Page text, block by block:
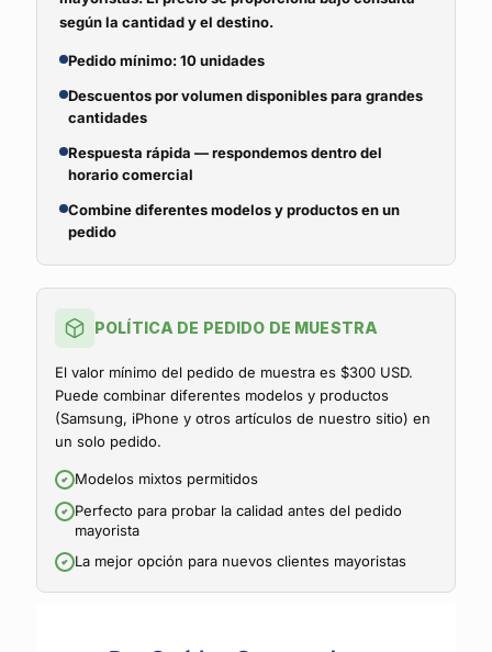
según la cantidad y el destino.
Pedido mínimo: 10 unidades
Descuentos por volumen disponibles para grandes
cantidades
Respuesta rápida — respondemos dentro del
horario comercial
Combine diferentes modelos y productos en un
pedido
POLÍTICA DE PEDIDO DE MUESTRA
El valor mínimo del pedido de muestra es $300 USD.
Puede combinar diferentes modelos y productos
(Samsung, iPhone y otros artículos de nuestro sitio) en
un solo pedido.
Modelos mixtos permitidos
Perfecto para probar la calidad antes del pedido
mayorista
La mejor opción para nuevos clientes mayoristas